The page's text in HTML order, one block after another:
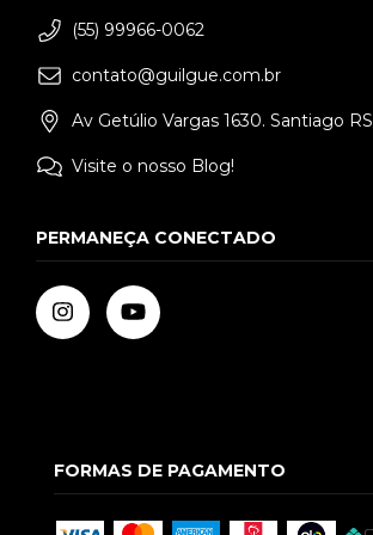
(55) 99966-0062
contato@guilgue.com.br
Av Getúlio Vargas 1630. Santiago RS
Visite o nosso Blog!
PERMANEÇA CONECTADO
FORMAS DE PAGAMENTO